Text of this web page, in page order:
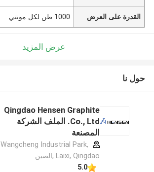
القدرة على العرض 1000 طن لكل مونتي
عرض المزيد
حول نا
Qingdao Hensen Graphite
Co., Ltd. الملف الشركة
المصنعة
Wangcheng Industrial Park,
Laixi, Qingdao ,الصين
5.0